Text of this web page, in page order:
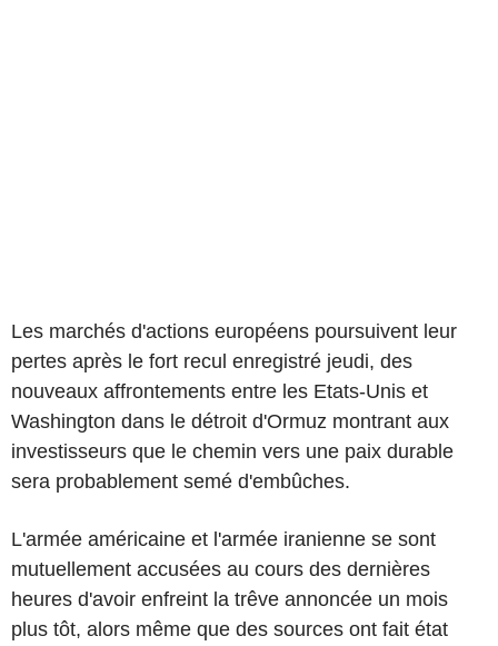
Les marchés d'actions européens poursuivent leur
pertes après le fort recul enregistré jeudi, des
nouveaux affrontements entre les Etats-Unis et
Washington dans le détroit d'Ormuz montrant aux
investisseurs que le chemin vers une paix durable
sera probablement semé d'embûches.
L'armée américaine et l'armée iranienne se sont
mutuellement accusées au cours des dernières
heures d'avoir enfreint la trêve annoncée un mois
plus tôt, alors même que des sources ont fait état